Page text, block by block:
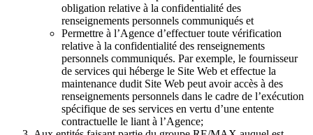
obligation relative à la confidentialité des
renseignements personnels communiqués et
Permettre à l’Agence d’effectuer toute vérification
relative à la confidentialité des renseignements
personnels communiqués. Par exemple, le fournisseur
de services qui héberge le Site Web et effectue la
maintenance dudit Site Web peut avoir accès à des
renseignements personnels dans le cadre de l’exécution
spécifique de ses services en vertu d’une entente
contractuelle le liant à l’Agence;